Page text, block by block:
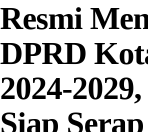
Resmi
DPRD
2024-
Siap